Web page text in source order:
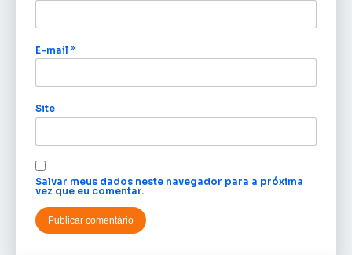
E-mail *
Site
Salvar meus dados neste navegador para a próxima
vez que eu comentar.